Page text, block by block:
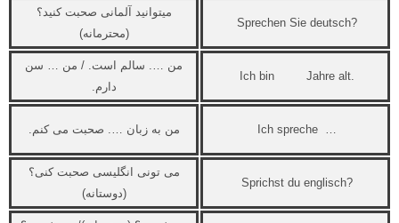
Sprechen Sie deutsch?
میتوانید آلمانی صحبت کنید؟
(محترمانه)
Ich bin Jahre alt.
من …. سالم است. / من … سن
دارم.
Ich spreche … من به زبان …. صحبت می کنم.
Sprichst du englisch?
می تونی انگلیسی صحبت کنی؟
(دوستانه)